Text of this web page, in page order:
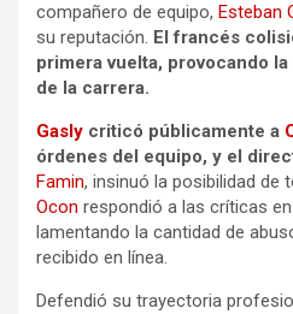
compañero de equipo, Esteban
su reputación. El francés
primera vuelta, provocando
de la carrera.
Gasly criticó públicamente a
órdenes del equipo, y el
Famin, insinuó la posibilidad de
Ocon respondió a las críticas
lamentando la cantidad de
recibido en línea.
Defendió su trayectoria